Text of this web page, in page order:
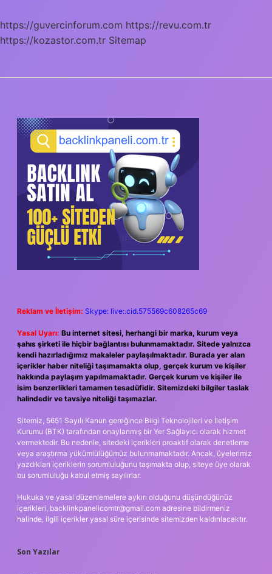
Kaç
Kilo
https://guvercinforum.com https://revu.com.tr
https://kozastor.com.tr Sitemap
SIDEBAR
Reklam ve İletişim: Skype: live:.cid.575569c608265c69
Yasal Uyarı: Bu internet sitesi, herhangi bir marka, kurum veya
şahıs şirketi ile hiçbir bağlantısı bulunmamaktadır. Sitede yalnızca
kendi hazırladığımız makaleler paylaşılmaktadır. Burada yer alan
içerikler haber niteliği taşımamakta olup, gerçek kurum ve kişiler
hakkında paylaşım yapılmamaktadır. Gerçek kurum ve kişiler ile
isim benzerlikleri tamamen tesadüfidir. Sitemizdeki bilgiler taslak
halindedir ve tavsiye niteliği taşımazlar.
Sitemiz, 5651 Sayılı Kanun gereğince Bilgi Teknolojileri ve İletişim
Kurumu (BTK) tarafından onaylanmış bir Yer Sağlayıcı olarak hizmet
vermektedir. Bu nedenle, sitedeki içerikleri proaktif olarak denetleme
veya araştırma yükümlülüğümüz bulunmamaktadır. Ancak, üyelerimiz
yazdıkları içeriklerin sorumluluğunu taşımakta olup, siteye üye olarak
bu sorumluluğu kabul etmiş sayılırlar.
Hukuka ve yasal düzenlemelere aykırı olduğunu düşündüğünüz
içerikleri, backlinkpanelicomtr@gmail.com adresine bildirmeniz
halinde, ilgili içerikler yasal süre içerisinde sitemizden kaldırılacaktır.
Son Yazılar